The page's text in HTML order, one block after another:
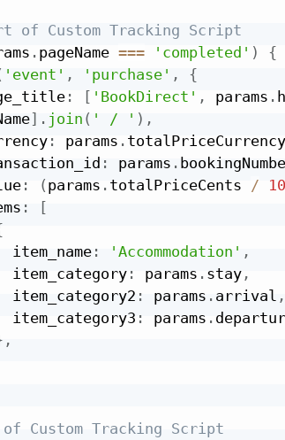
of Custom Tracking Script
. pageName === 'completed' )
{
'event' , 'purchase' ,
{
: [ 'BookDirect' , params .
] . join ( ' / ' ) ,
: params . totalPriceCurrency
: params .
: (params . totalPriceCents /
:
[
item_name
: 'Accommodation' ,
item_category
: params . stay,
item_category2
: params . arrival ,
item_category3
: params .
,
Custom Tracking Script